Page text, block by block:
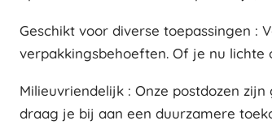
Geschikt voor diverse toepassingen :
verpakkingsbehoeften. Of je nu
Milieuvriendelijk : Onze postdozen
draag je bij aan een duurzamere